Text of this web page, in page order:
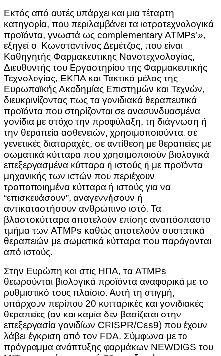
Εκτός από αυτές υπάρχει και μια τέταρτη
κατηγορία, που περιλαμβάνει τα ιατροτεχνολογικά
προϊόντα, γνωστά ως complementary ATMPs’»,
εξηγεί ο Κωνσταντίνος Δεμέτζος, που είναι
Καθηγητής Φαρμακευτικής Νανοτεχνολογίας,
Διευθυντής του Εργαστηρίου της Φαρμακευτικής
Τεχνολογίας, ΕΚΠΑ και Τακτικό μέλος της
Ευρωπαϊκής Ακαδημίας Επιστημών και Τεχνών,
διευκρινίζοντας πως τα γονιδιακά θεραπευτικά
προϊόντα που στηρίζονται σε ανασυνδυασμένα
γονίδια με στόχο την προφύλαξη, τη διάγνωση ή
την θεραπεία ασθενειών, χρησιμοποιούνται σε
γενετικές διαταραχές, σε αντίθεση με θεραπείες με
σωματικά κύτταρα που χρησιμοποιούν βιολογικά
επεξεργασμένα κύτταρα ή ιστούς ή με προϊόντα
μηχανικής των ιστών που περιέχουν
τροποποιημένα κύτταρα ή ιστούς για να
“επισκευάσουν”, αναγεννήσουν ή
αντικαταστήσουν ανθρώπινο ιστό. Τα
βλαστοκύτταρα αποτελούν επίσης αναπόσπαστο
τμήμα των ATMPs καθώς αποτελούν συστατικά
θεραπειών με σωματικά κύτταρα που παράγονται
από ιστούς.
Στην Ευρώπη και στις ΗΠΑ, τα ATMPs
θεωρούνται βιολογικά προϊόντα αναφορικά με το
ρυθμιστικό τους πλαίσιο. Αυτή τη στιγμή,
υπάρχουν περίπου 20 κυτταρικές και γονιδιακές
θεραπείες (αν και καμία δεν βασίζεται στην
επεξεργασία γονιδίων CRISPR/Cas9) που έχουν
λάβει έγκριση από τον FDA. Σύμφωνα με το
πρόγραμμα ανάπτυξης φαρμάκων NEWDIGS του